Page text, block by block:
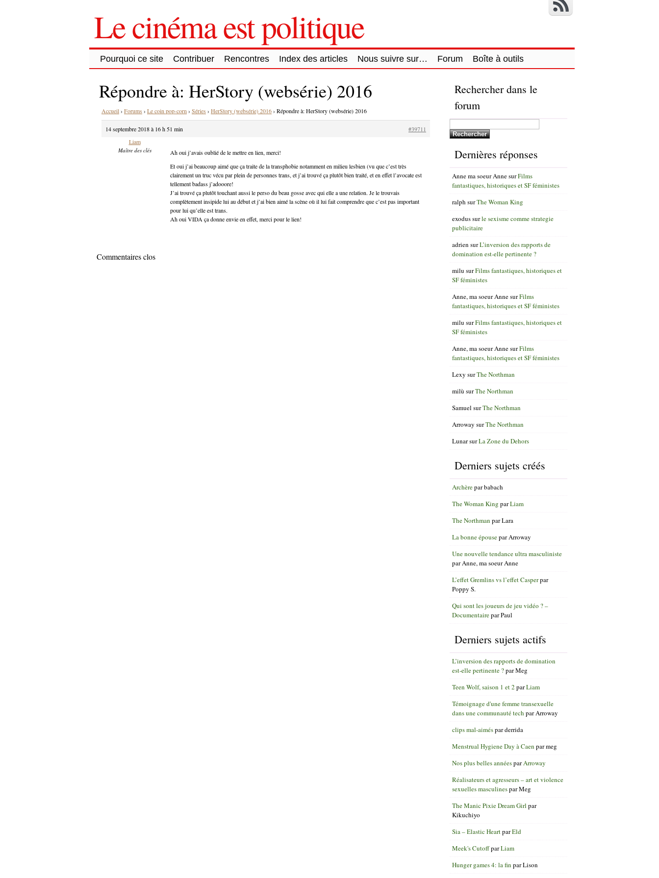
Le cinéma est politique
Pourquoi ce site Contribuer Rencontres Index des articles Nous suivre sur… Forum Boîte à outils
Répondre à: HerStory (websérie) 2016
Accueil› Forums › Le coin pop-corn › Séries › HerStory (websérie) 2016› Répondre à: HerStory (websérie) 2016
14 septembre 2018 à 16 h 51 min
#39711
Liam
Maître des clés
Ah oui j’avais oublié de le mettre en lien, merci!
Et oui j’ai beaucoup aimé que ça traite de la transphobie notamment en milieu lesbien (vu que c’est très
clairement un truc vécu par plein de personnes trans, et j’ai trouvé ça plutôt bien traité, et en effet l’avocate est
tellement badass j’adooore!
J’ai trouvé ça plutôt touchant aussi le perso du beau gosse avec qui elle a une relation. Je le trouvais
complètement insipide lui au début et j’ai bien aimé la scène où il lui fait comprendre que c’est pas important
pour lui qu’elle est trans.
Ah oui VIDA ça donne envie en effet, merci pour le lien!
Commentaires clos
Rechercher dans le
forum
Dernières réponses
Anne ma soeur AnnesurFilms
fantastiques, historiques et SF féministes
ralph surThe Woman King
exodussurle sexisme comme strategie
publicitaire
adrien surL’inversion des rapports de
domination est-elle pertinente ?
milu surFilms fantastiques, historiques et
SF féministes
Anne, ma soeur AnnesurFilms
fantastiques, historiques et SF féministes
milu surFilms fantastiques, historiques et
SF féministes
Anne, ma soeur AnnesurFilms
fantastiques, historiques et SF féministes
Lexy surThe Northman
milù surThe Northman
Samuel surThe Northman
Arroway surThe Northman
LunarsurLa Zone du Dehors
Derniers sujets créés
Archèreparbabach
The Woman King parLiam
The Northman parLara
La bonne épouseparArroway
Une nouvelle tendance ultra masculiniste
parAnne, ma soeur Anne
L’effet Gremlins vs l’effet Casperpar
Poppy S.
Qui sont les joueurs de jeu vidéo ? –
DocumentaireparPaul
Derniers sujets actifs
L’inversion des rapports de domination
est-elle pertinente ?parMeg
Teen Wolf, saison 1 et 2 parLiam
Témoignage d'une femme transexuelle
dans une communauté tech parArroway
clips mal-aimésparderrida
Menstrual Hygiene Day à Caen parmeg
Nos plus belles annéesparArroway
Réalisateurs et agresseurs – art et violence
sexuelles masculinesparMeg
The Manic Pixie Dream Girl par
Kikuchiyo
Sia – Elastic HeartparEld
Meek's CutoffparLiam
Hunger games 4: la fin parLison